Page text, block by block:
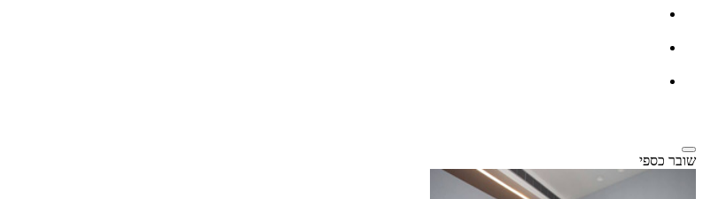
שובר כספי